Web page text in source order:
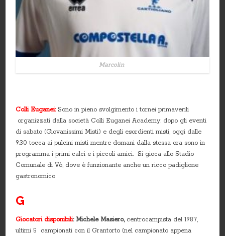
Marcolin
Colli Euganei:Sono in pieno svolgimento i tornei primaverili
organizzati dalla società Colli Euganei Academy: dopo gli eventi
di sabato (Giovanissimi Misti) e degli esordienti misti, oggi dalle
9.30 tocca ai pulcini misti mentre domani dalla stessa ora sono in
programma i primi calci e i piccoli amici. Si gioca allo Stadio
Comunale di Vò, dove è funzionante anche un ricco padiglione
gastronomico
G
Giocatori disponibili: Michele Masiero, centrocampista del 1987,
ultimi 5 campionati con il Grantorto (nel campionato appena